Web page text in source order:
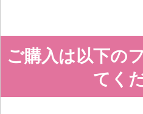
ご購入は以下の
てく